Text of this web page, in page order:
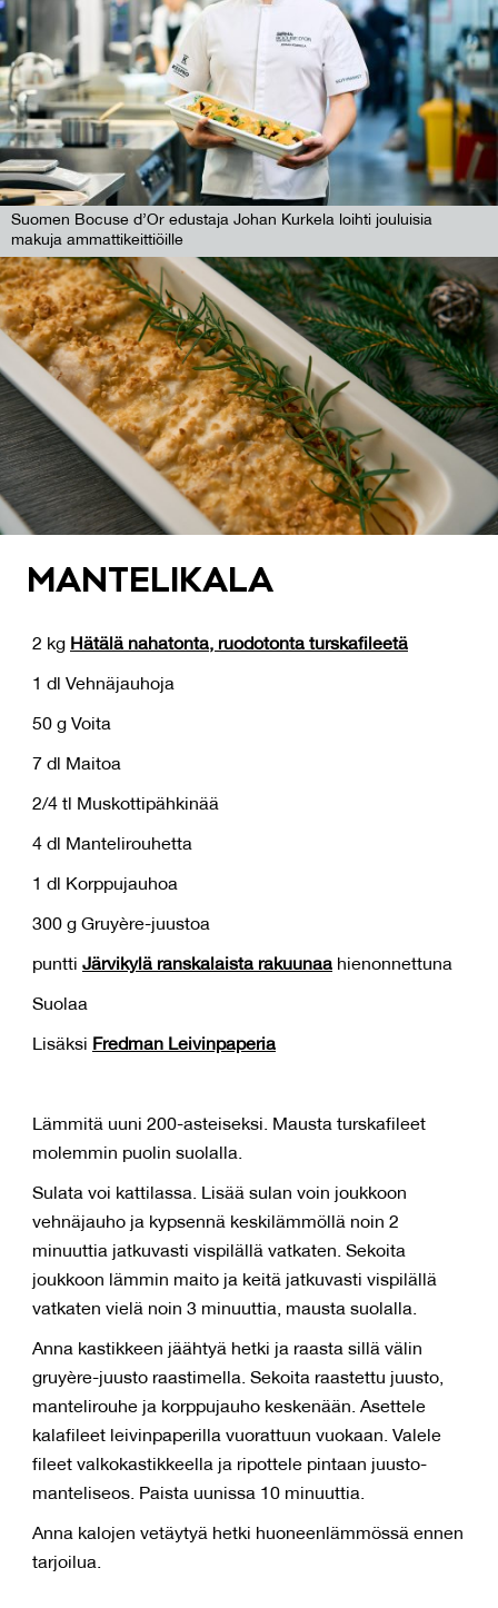
Suomen Bocuse d’Or edustaja Johan Kurkela loihti jouluisia
makuja ammattikeittiöille
MAN­TE­LI­KA­LA
2 kg Hätälä nahatonta, ruodotonta turskafileetä
1 dl Vehnäjauhoja
50 g Voita
7 dl Maitoa
2/4 tl Muskottipähkinää
4 dl Mantelirouhetta
1 dl Korppujauhoa
300 g Gruyère-juustoa
puntti Järvikylä ranskalaista rakuunaa hienonnettuna
Suolaa
Lisäksi Fredman Leivinpaperia
Lämmitä uuni 200-asteiseksi. Mausta turskafileet
molemmin puolin suolalla.
Sulata voi kattilassa. Lisää sulan voin joukkoon
vehnäjauho ja kypsennä keskilämmöllä noin 2
minuuttia jatkuvasti vispilällä vatkaten. Sekoita
joukkoon lämmin maito ja keitä jatkuvasti vispilällä
vatkaten vielä noin 3 minuuttia, mausta suolalla.
Anna kastikkeen jäähtyä hetki ja raasta sillä välin
gruyère-juusto raastimella. Sekoita raastettu juusto,
mantelirouhe ja korppujauho keskenään. Asettele
kalafileet leivinpaperilla vuorattuun vuokaan. Valele
fileet valkokastikkeella ja ripottele pintaan juusto-
manteliseos. Paista uunissa 10 minuuttia.
Anna kalojen vetäytyä hetki huoneenlämmössä ennen
tarjoilua.